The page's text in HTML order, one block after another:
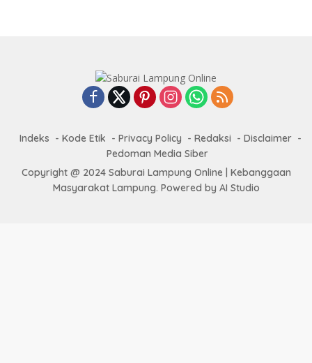
Indeks Kode Etik Privacy Policy Redaksi
Disclaimer
Pedoman Media Siber
Copyright @ 2024 Saburai Lampung Online | Kebanggaan
Masyarakat Lampung. Powered by AI Studio